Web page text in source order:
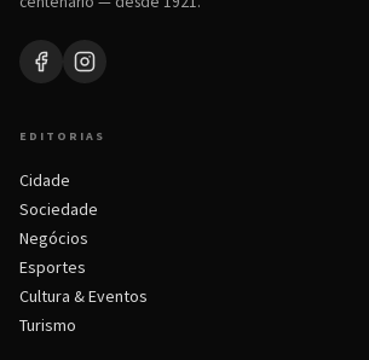
EDITORIAS
Cidade
Sociedade
Negócios
Esportes
Cultura & Eventos
Turismo